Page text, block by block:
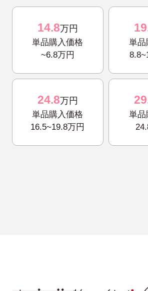
14.8万円
単品購入価格
~6.8万円
単品
24.8万円
単品購入価格
16.5~19.8万円
単品